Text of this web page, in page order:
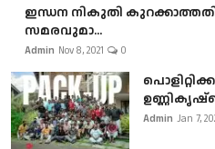
ഇന്ധന നികുതി
സമരവുമാ...
Admin Nov 8, 2021 0
Admin Jan 7,